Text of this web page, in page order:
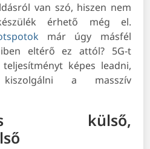
van szó, hiszen nem
érhető még el.
már úgy másfél
eltérő ez attól? 5G-t
képes leadni,
a masszív
külső,